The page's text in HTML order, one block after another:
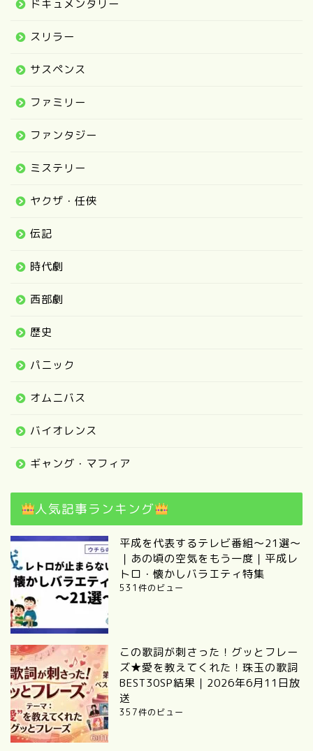
ドキュメンタリー
スリラー
サスペンス
ファミリー
ファンタジー
ミステリー
ヤクザ・任侠
伝記
時代劇
西部劇
歴史
パニック
オムニバス
バイオレンス
ギャング・マフィア
人気記事ランキング
平成を代表するテレビ番組～21選～
｜あの頃の空気をもう一度｜平成レ
トロ・懐かしバラエティ特集
531件のビュー
この歌詞が刺さった！グッとフレー
ズ★愛を教えてくれた！珠玉の歌詞
BEST30SP結果｜2026年6月11日放
送
357件のビュー